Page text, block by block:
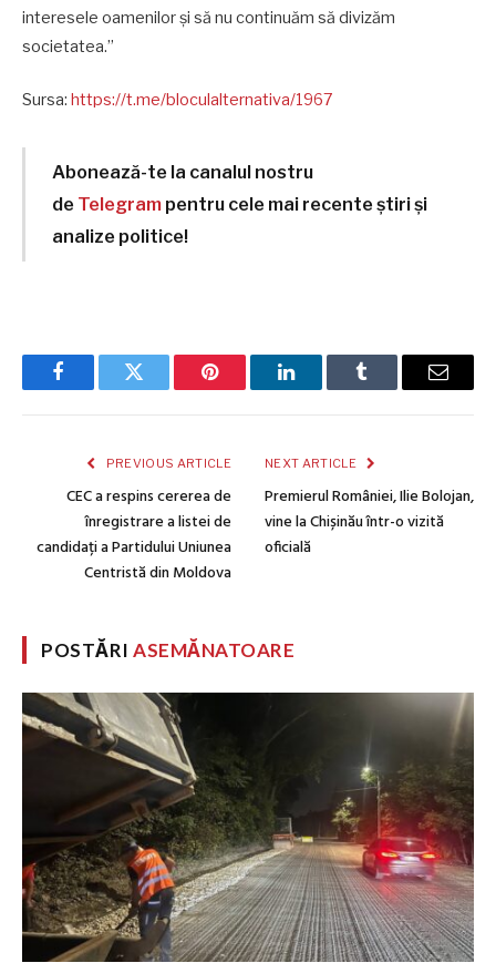
interesele oamenilor și să nu continuăm să divizăm
societatea.”
Sursa: https://t.me/bloculalternativa/1967
Abonează-te la canalul nostru
de Telegram pentru cele mai recente știri și
analize politice!
FacebookTwitter Pinterest LinkedInTumblr Email
PREVIOUS ARTICLE
CEC a respins cererea de
înregistrare a listei de
candidați a Partidului Uniunea
Centristă din Moldova
NEXT ARTICLE
Premierul României, Ilie Bolojan,
vine la Chișinău într-o vizită
oficială
POSTĂRIASEMĂNATOARE